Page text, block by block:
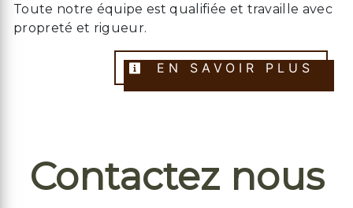
Toute notre équipe est qualifiée et travaille avec
propreté et rigueur.
EN SAVOIR PLUS
Contactez nous